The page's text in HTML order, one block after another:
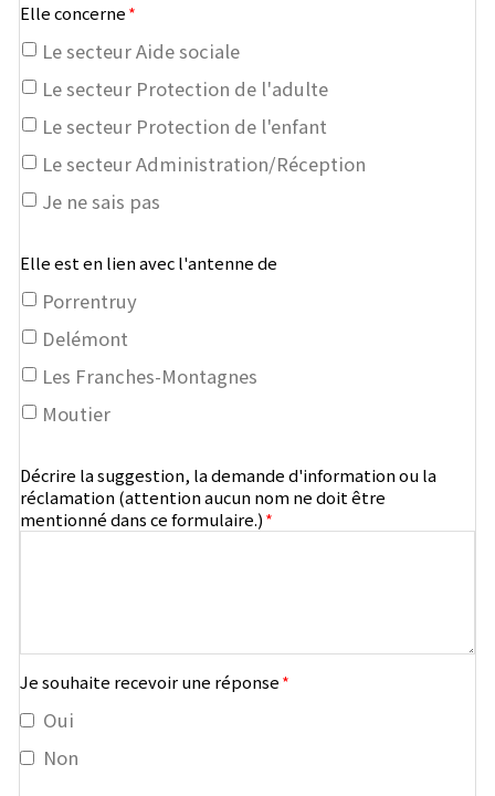
Elle concerne*
Le secteur Aide sociale
Le secteur Protection de l'adulte
Le secteur Protection de l'enfant
Le secteur Administration/Réception
Je ne sais pas
Elle est en lien avec l'antenne de
Porrentruy
Delémont
Les Franches-Montagnes
Moutier
Décrire la suggestion, la demande d'information ou la
réclamation (attention aucun nom ne doit être
mentionné dans ce formulaire.)*
Je souhaite recevoir une réponse*
Oui
Non